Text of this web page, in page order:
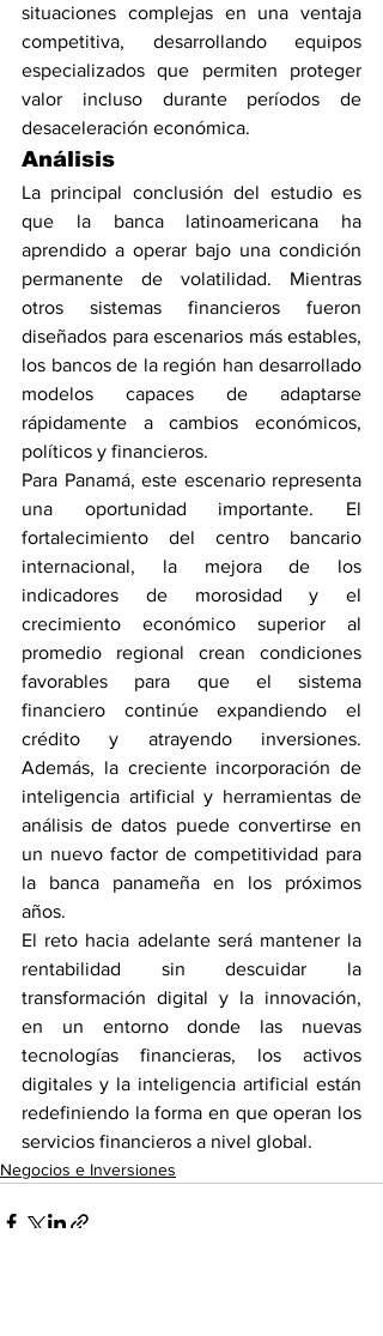
situaciones complejas en una ventaja
competitiva, desarrollando equipos
especializados que permiten proteger
valor incluso durante períodos de
desaceleración económica.
Análisis
La principal conclusión del estudio es
que la banca latinoamericana ha
aprendido a operar bajo una condición
permanente de volatilidad. Mientras
otros sistemas financieros fueron
diseñados para escenarios más estables,
los bancos de la región han desarrollado
modelos capaces de adaptarse
rápidamente a cambios económicos,
políticos y financieros.
Para Panamá, este escenario representa
una oportunidad importante. El
fortalecimiento del centro bancario
internacional, la mejora de los
indicadores de morosidad y el
crecimiento económico superior al
promedio regional crean condiciones
favorables para que el sistema
financiero continúe expandiendo el
crédito y atrayendo inversiones.
Además, la creciente incorporación de
inteligencia artificial y herramientas de
análisis de datos puede convertirse en
un nuevo factor de competitividad para
la banca panameña en los próximos
años.
El reto hacia adelante será mantener la
rentabilidad sin descuidar la
transformación digital y la innovación,
en un entorno donde las nuevas
tecnologías financieras, los activos
digitales y la inteligencia artificial están
redefiniendo la forma en que operan los
servicios financieros a nivel global.
Negocios e Inversiones